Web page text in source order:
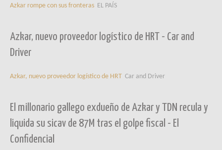
Azkar rompe con sus fronteras EL PAÍS
Azkar, nuevo proveedor logístico de HRT - Car and
Driver
Azkar, nuevo proveedor logístico de HRT Car and Driver
El millonario gallego exdueño de Azkar y TDN recula y
liquida su sicav de 87M tras el golpe fiscal - El
Confidencial